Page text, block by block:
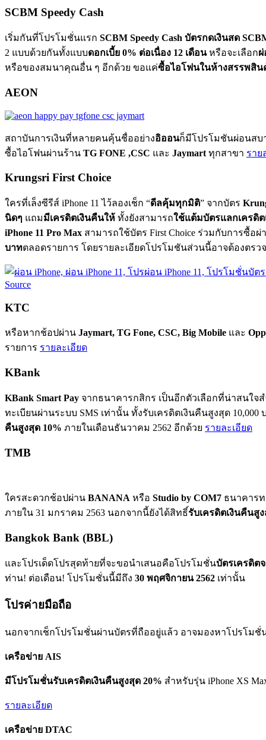
SCBM Speedy Cash
เริ่มกันที่โปรโมชั่นแรก SCBM Speedy Cash บัตรกดเงินสด
2 แบบด้วยกันทั้งแบบดอกเบี้ย 0% ต่อเนื่อง 12 เดือนหรือจะเลือกผ่
หรือของสมนาคุณอื่น ๆ อีกด้วย ขอแค่ซื้อไอโฟนในห้างสรรพสิน
AEON
สถาบันการเงินที่หลายคนคุ้นชื่ออย่างอิออนก็มีโปรโมชันผ่อนสบ
ซื้อไอโฟนผ่านร้าน TG FONE ,CSC และ Jaymart ทุกสาขา ราย
Krungsri First Choice
ใครที่เล็งซีรีส์ iPhone 11 ไว้ลองเช็ก “ดีลคุ้มทุกมิติ” จากบัตร
นิดๆ แถมมีเครดิตเงินคืนให้ ทั้งยังสามารถใช้แต้มบัตรแลกเครดิ
iPhone 11 Pro Max สามารถใช้บัตร First Choice ร่วมกับการซื้อ
บาทตลอดรายการ โดยรายละเอียดโปรโมชันส่วนนี้อาจต้องต
Source
KTC
หรือหากช้อปผ่าน Jaymart, TG Fone, CSC, Big Mobile และ
รายการ รายละเอียด
KBank
KBank Smart Pay จากธนาคารกสิกร เป็นอีกตัวเลือกที่น่าสนใจ
ทะเบียนผ่านระบบ SMS เท่านั้น ทั้งรับเครดิตเงินคืนสูงสุด
คืนสูงสุด 10% ภายในเดือนธันวาคม 2562 อีกด้วย รายละเอียด
TMB
ใครสะดวกช้อปผ่าน BANANA หรือ Studio by COM7 ธนาคาร
ภายใน 31 มกราคม 2563 นอกจากนี้ยังได้สิทธิ์รับเครดิตเงินคืนสู
Bangkok Bank (BBL)
และโปรเด็ดโปรสุดท้ายที่จะขอนำเสนอคือโปรโมชั่นบัตรเครดิต
ท่าน! ต่อเดือน! โปรโมชั่นนี้มีถึง 30 พฤศจิกายน 2562 เท่านั้น
โปรค่ายมือถือ
นอกจากเช็กโปรโมชั่นผ่านบัตรที่ถืออยู่แล้ว อาจมองหาโปรโมชั่
เครือข่าย AIS
มีโปรโมชั่นรับเครดิตเงินคืนสูงสุด 20% สำหรับรุ่น iPhone XS
รายละเอียด
เครือข่าย DTAC